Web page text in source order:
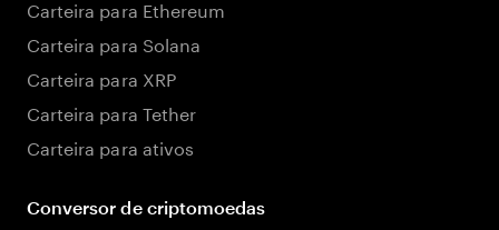
Carteira para Ethereum
Carteira para Solana
Carteira para XRP
Carteira para Tether
Carteira para ativos
Conversor de criptomoedas